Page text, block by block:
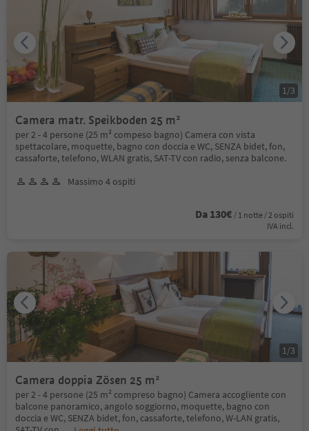
Camera matr. Speikboden 25 m²
per 2 - 4 persone (25 m² compeso bagno) Camera con vista
spettacolare, moquette, bagno con doccia e WC, SENZA bidet, fon,
cassaforte, telefono, WLAN gratis, SAT-TV con radio, senza balcone.
Massimo 4 ospiti
Da 130€ / 1 notte / 2 ospiti
IVA incl.
1 /3
Camera doppia Zösen 25 m²
per 2 - 4 persone (25 m² compreso bagno) Camera accogliente con
balcone panoramico, angolo soggiorno, moquette, bagno con
doccia e WC, SENZA bidet, fon, cassaforte, telefono, W-LAN gratis,
1 /3